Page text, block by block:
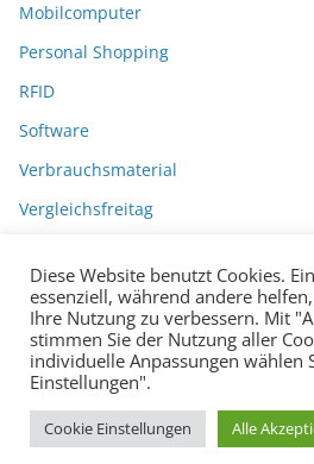
Mobilcomputer
Personal Shopping
RFID
Software
Verbrauchsmaterial
Vergleichsfreitag
Copyright © 2026
Diese Website benutzt Cookies.
essenziell, während andere
Ihre Nutzung zu verbessern. Mit
stimmen Sie der Nutzung aller
individuelle Anpassungen wählen
Einstellungen".
Cookie Einstellungen Alle